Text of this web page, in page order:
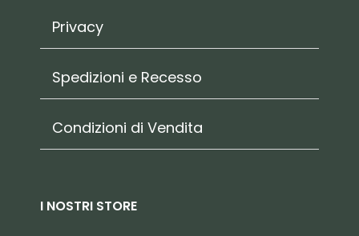
Privacy
Spedizioni e Recesso
Condizioni di Vendita
I NOSTRI STORE